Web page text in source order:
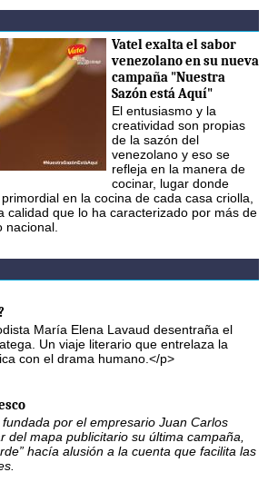
Vatel exalta el sabor
venezolano en su nueva
campaña "Nuestra
Sazón está Aquí"
El entusiasmo y la
creatividad son propias
de la sazón del
venezolano y eso se
refleja en la manera de
cocinar, lugar donde
en la cocina de cada casa criolla,
calidad que lo ha caracterizado por más de
nacional.
María Elena Lavaud desentraña el
Un viaje literario que entrelaza la
con el drama humano.</p>
por el empresario Juan Carlos
del mapa publicitario su última campaña,
hacía alusión a la cuenta que facilita las